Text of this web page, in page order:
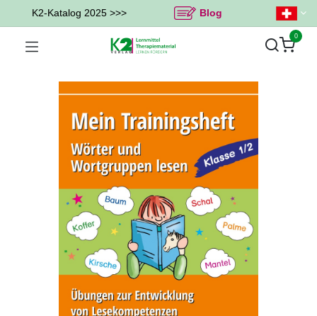
K2-Katalog 2025 >>> Blog
0